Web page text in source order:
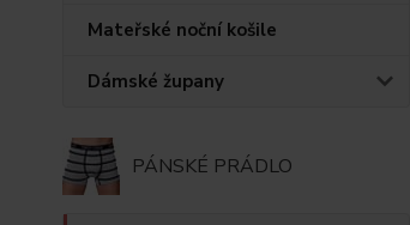
Mateřské noční košile
Dámské župany
PÁNSKÉ PRÁDLO